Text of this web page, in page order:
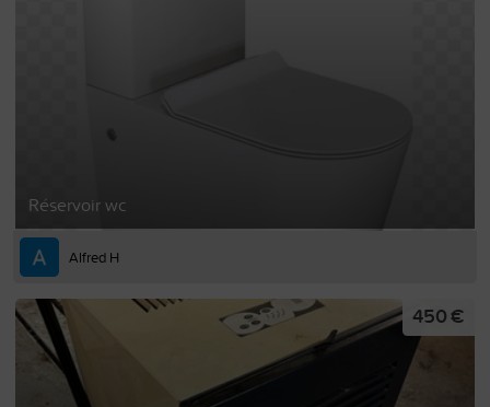
Réservoir wc
Alfred H
450 €